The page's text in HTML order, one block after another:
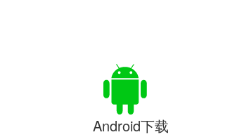
Android下载